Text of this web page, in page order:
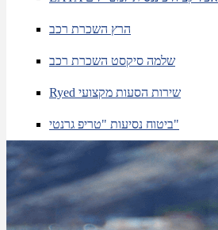
הרץ השכרת רכב
שלמה סיקסט השכרת רכב
Ryed שירות הסעות מקצועי
ביטוח נסיעות "טריפ גרנטי"